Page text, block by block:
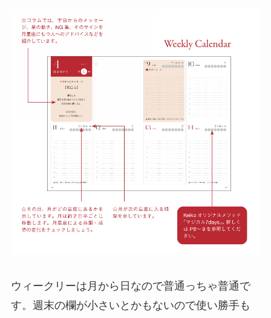
ウィークリーは月から日なので普通っちゃ普通で
す。週末の欄が小さいとかもないので使い勝手も